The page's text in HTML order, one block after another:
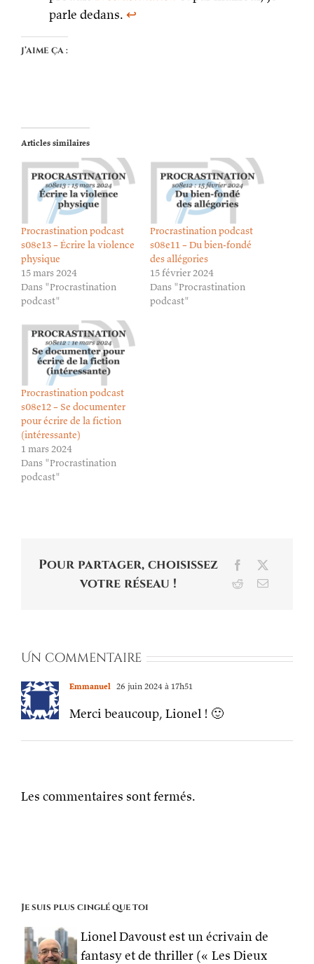
parle dedans. ↩
J’aime ça :
Articles similaires
Procrastination podcast
s08e13 – Écrire la violence
physique
15 mars 2024
Dans "Procrastination
podcast"
Procrastination podcast
s08e11 – Du bien-fondé
des allégories
15 février 2024
Dans "Procrastination
podcast"
Procrastination podcast
s08e12 – Se documenter
pour écrire de la fiction
(intéressante)
1 mars 2024
Dans "Procrastination
podcast"
Pour partager, choisissez
votre réseau !
Facebook
RedditEmail
Un commentaire
Emmanuel 26 juin 2024 à 17h51
Merci beaucoup, Lionel ! 🙂
Les commentaires sont fermés.
Je suis plus cinglé que toi
Lionel Davoust est un écrivain de
fantasy et de thriller (« Les Dieux